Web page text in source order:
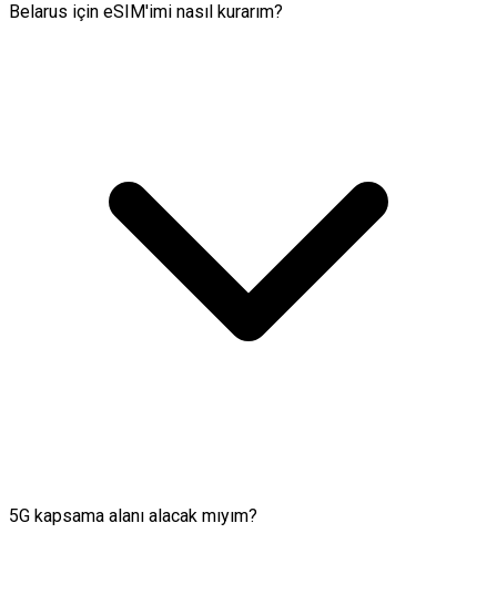
Belarus için eSIM'imi nasıl kurarım?
5G kapsama alanı alacak mıyım?